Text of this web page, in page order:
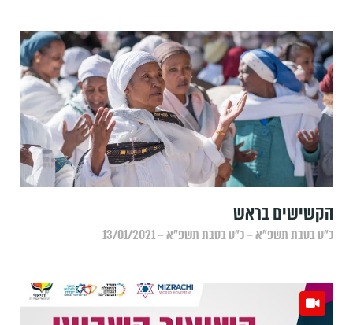
הקשישים בראש
כ״ט בטבת תשפ״א – כ״ט בטבת תשפ״א – 13/01/2021